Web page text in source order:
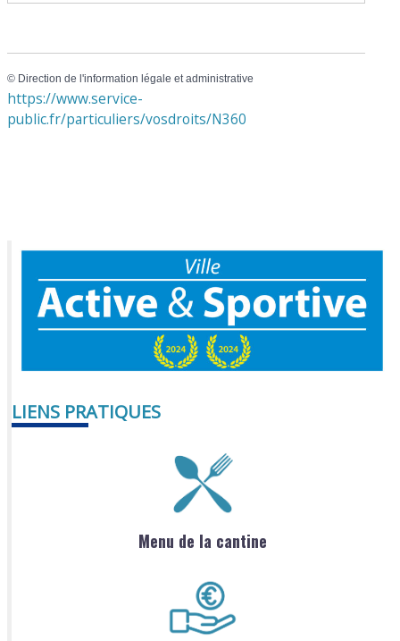
© Direction de l'information légale et administrative
https://www.service-
public.fr/particuliers/vosdroits/N360
LIENS PRATIQUES
Menu de la cantine